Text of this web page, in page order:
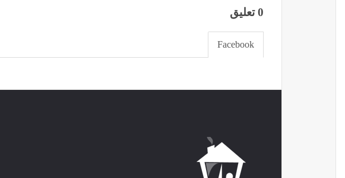
0 تعليق
Facebook